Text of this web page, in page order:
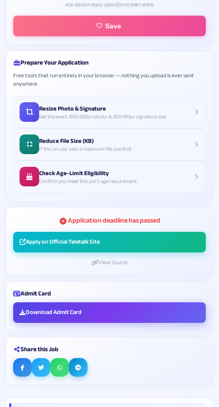
পরে আবেদন করতে প্রোফাইলে সংরক্ষণ করুন।
Save
Prepare Your Application
Free tools that run entirely in your browser — nothing you upload is ever sent
anywhere.
Resize Photo & Signature
Get the exact 300×300px photo & 300×80px signature size
Reduce File Size (KB)
If the circular sets a maximum file size limit
Check Age-Limit Eligibility
Confirm you meet this job's age requirement
Application deadline has passed
Apply on Official Teletalk Site
View Source
Admit Card
Download Admit Card
Share this Job